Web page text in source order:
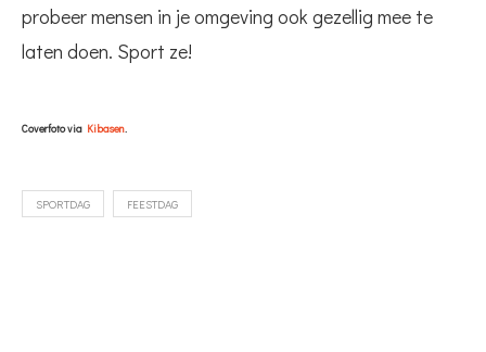
probeer mensen in je omgeving ook gezellig mee te
laten doen. Sport ze!
Coverfoto via Kibasen.
SPORTDAG FEESTDAG